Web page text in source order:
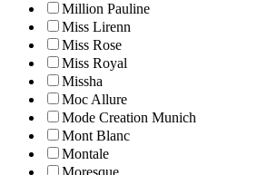
Million Pauline
Miss Lirenn
Miss Rose
Miss Royal
Missha
Moc Allure
Mode Creation Munich
Mont Blanc
Montale